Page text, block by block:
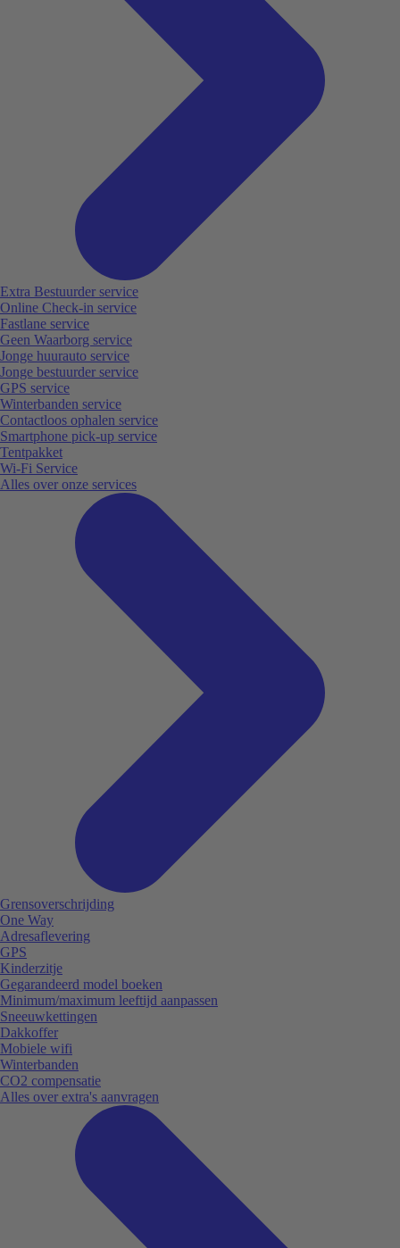
Extra Bestuurder service
Online Check-in service
Fastlane service
Geen Waarborg service
Jonge huurauto service
Jonge bestuurder service
GPS service
Winterbanden service
Contactloos ophalen service
Smartphone pick-up service
Tentpakket
Wi-Fi Service
Alles over onze services
Grensoverschrijding
One Way
Adresaflevering
GPS
Kinderzitje
Gegarandeerd model boeken
Minimum/maximum leeftijd aanpassen
Sneeuwkettingen
Dakkoffer
Mobiele wifi
Winterbanden
CO2 compensatie
Alles over extra's aanvragen